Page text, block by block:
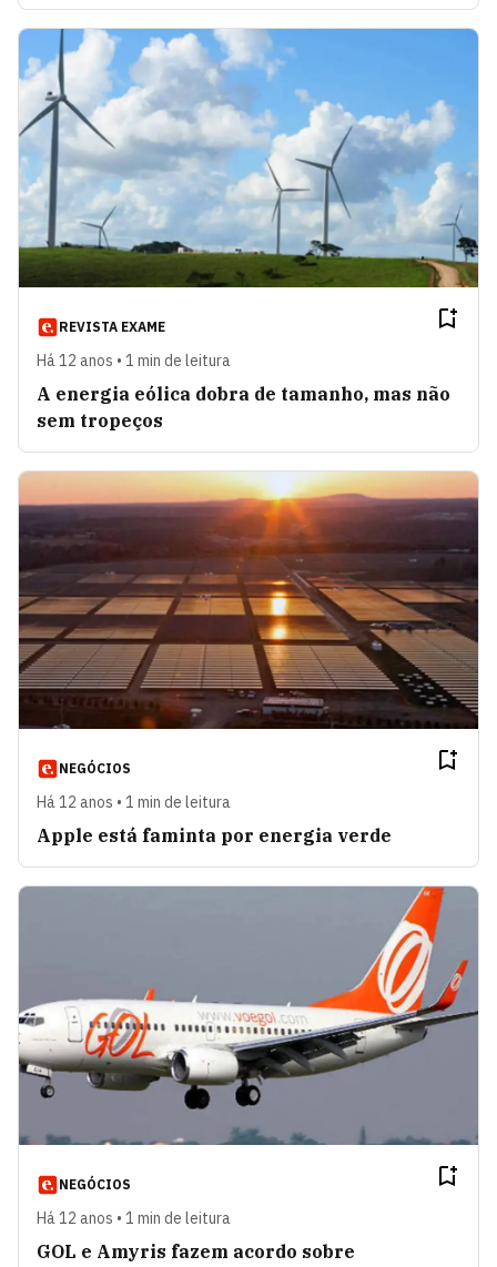
REVISTA EXAME
Há 12 anos • 1 min de leitura
A energia eólica dobra de tamanho, mas não
sem tropeços
NEGÓCIOS
Há 12 anos • 1 min de leitura
Apple está faminta por energia verde
NEGÓCIOS
Há 12 anos • 1 min de leitura
GOL e Amyris fazem acordo sobre